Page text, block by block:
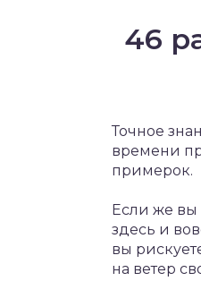
46
Точное
времени
примерок.
Если же вы
здесь и
вы
на ветер